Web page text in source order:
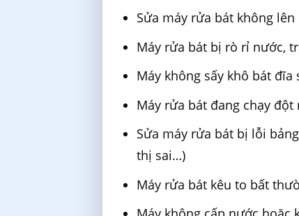
Sửa máy rửa bát không
Máy rửa bát bị rò rỉ nước,
Máy không sấy khô bát đĩa
Máy rửa bát đang chạy đột
Sửa máy rửa bát bị lỗi
thị sai…)
Máy rửa bát kêu to bất